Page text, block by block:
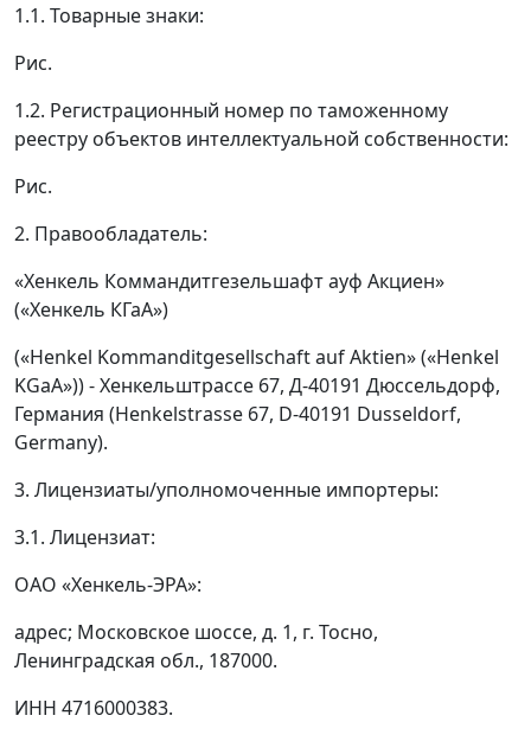
1.1. Товарные знаки:
Рис.
1.2. Регистрационный номер по таможенному
реестру объектов интеллектуальной собственности:
Рис.
2. Правообладатель:
«Хенкель Коммандитгезельшафт ауф Акциен»
(«Хенкель КГаА»)
(«Henkel Kommanditgesellschaft auf Aktien» («Henkel
KGaA»)) - Хенкельштрассе 67, Д-40191 Дюссельдорф,
Германия (Henkelstrasse 67, D-40191 Dusseldorf,
Germany).
3. Лицензиаты/уполномоченные импортеры:
3.1. Лицензиат:
ОАО «Хенкель-ЭРА»:
адрес; Московское шоссе, д. 1, г. Тосно,
Ленинградская обл., 187000.
ИНН 4716000383.